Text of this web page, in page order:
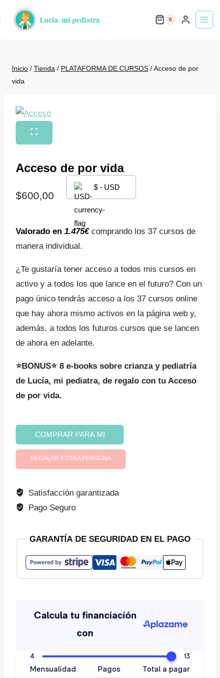
0
Inicio / Tienda / PLATAFORMA DE CURSOS /Acceso de por
vida
Acceso de por vida
$600,00
$ - USD
Valorado en 1.475€ comprando los 37 cursos de
manera individual.
¿Te gustaría tener acceso a todos mis cursos en
activo y a todos los que lance en el futuro? Con un
pago único tendrás acceso a los 37 cursos online
que hay ahora mismo activos en la página web y,
además, a todos los futuros cursos que se lancen
de ahora en adelante.
⭐BONUS⭐ 8 e-books sobre crianza y pediatría
de Lucía, mi pediatra, de regalo con tu Acceso
de por vida.
Acceso
de
vida
COMPRAR PARA MI
REGALAR A OTRA PERSONA
Satisfacción garantizada
Pago Seguro
GARANTÍA DE SEGURIDAD EN EL PAGO